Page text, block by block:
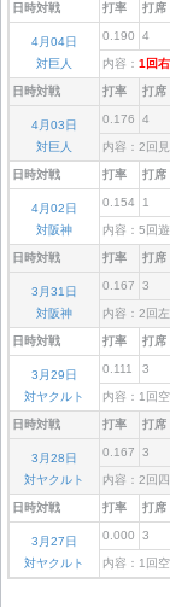
日時対戦 打率 打席
4月04日
対巨人
0.190 4
内容： 1回
日時対戦 打率 打席
4月03日
対巨人
0.176 4
内容：2回
日時対戦 打率 打席
4月02日
対阪神
0.154 1
内容：5回
日時対戦 打率 打席
3月31日
対阪神
0.167 3
内容：2回
日時対戦 打率 打席
3月29日
対ヤクルト
0.111 3
内容：1回
日時対戦 打率 打席
3月28日
対ヤクルト
0.167 3
内容：2回
日時対戦 打率 打席
3月27日
対ヤクルト
0.000 3
内容：1回